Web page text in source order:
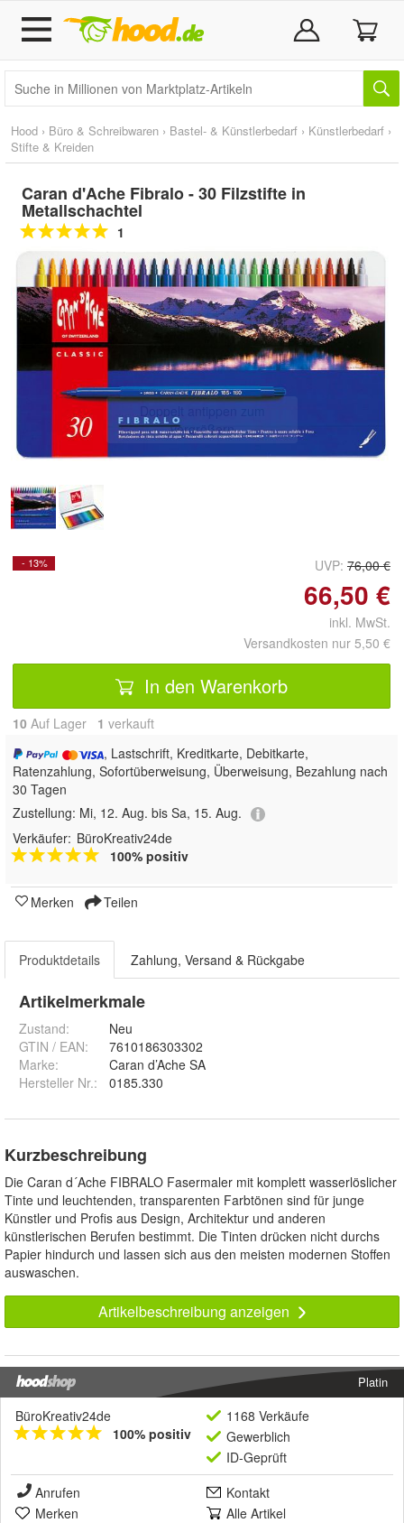
Hood › Büro & Schreibwaren › Bastel- & Künstlerbedarf › Künstlerbedarf ›
Stifte & Kreiden
Caran d'Ache Fibralo - 30 Filzstifte in
Metallschachtel
1
Doppelt antippen zum
vergrößern
- 13% UVP: 76,00 €
66,50 €
inkl. MwSt.
Versandkosten nur 5,50 €
In den Warenkorb
10 Auf Lager 1 verkauft
, Lastschrift, Kreditkarte, Debitkarte,
Ratenzahlung, Sofortüberweisung, Überweisung, Bezahlung nach
30 Tagen
Zustellung: Mi, 12. Aug. bis Sa, 15. Aug.
Verkäufer: BüroKreativ24de
100% positiv
Merken Teilen
Produktdetails Zahlung, Versand & Rückgabe
Artikelmerkmale
Zustand:
Neu
GTIN / EAN:
7610186303302
Marke:
Caran d’Ache SA
Hersteller Nr.:
0185.330
Kurzbeschreibung
Die Caran d´Ache FIBRALO Fasermaler mit komplett wasserlöslicher
Tinte und leuchtenden, transparenten Farbtönen sind für junge
Künstler und Profis aus Design, Architektur und anderen
künstlerischen Berufen bestimmt. Die Tinten drücken nicht durchs
Papier hindurch und lassen sich aus den meisten modernen Stoffen
auswaschen.
Artikelbeschreibung anzeigen
Platin
BüroKreativ24de
100% positiv
1168 Verkäufe
Gewerblich
ID-Geprüft
Anrufen
Kontakt
Merken
Alle Artikel